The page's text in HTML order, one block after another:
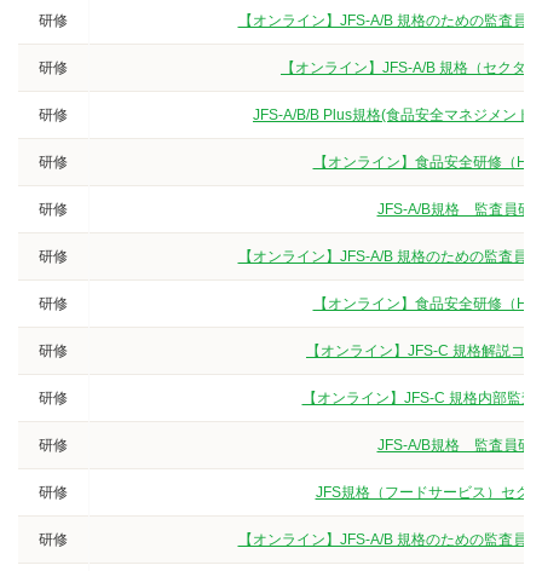
研修 【オンライン】JFS-A/B 規格のための監査
研修 【オンライン】JFS-A/B 規格（セクタ
研修 JFS-A/B/B Plus規格(食品安全マネジメント
研修 【オンライン】食品安全研修（
研修 JFS-A/B規格 監査員研
研修 【オンライン】JFS-A/B 規格のための監査
研修 【オンライン】食品安全研修（
研修 【オンライン】JFS-C 規格解説コ
研修 【オンライン】JFS-C 規格内部監
研修 JFS-A/B規格 監査員研
研修 JFS規格（フードサービス）セク
研修 【オンライン】JFS-A/B 規格のための監査